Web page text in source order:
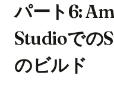
パート6:
Studioでの
のビルド